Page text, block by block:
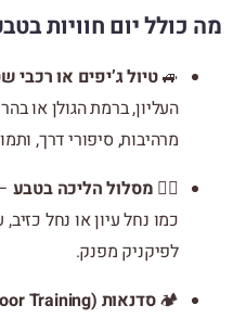
מה כולל יום חוויות
🚙טיול ג’יפים או רכבי
העליון, ברמת הגולן או
מרהיבות, סיפורי דרך,
🚶‍♀️ מסלול הליכה בטבע
כמו נחל עיון או נחל
לפיקניק מפנק.
🏕סדנאות ODT (Outdoor Training)